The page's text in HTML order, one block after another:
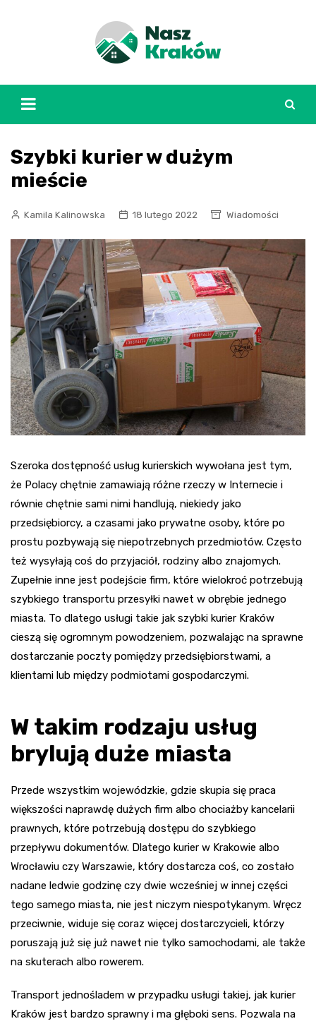
Szybki kurier w dużym
mieście
Kamila Kalinowska 18 lutego 2022 Wiadomości
Szeroka dostępność usług kurierskich wywołana jest tym,
że Polacy chętnie zamawiają różne rzeczy w Internecie i
równie chętnie sami nimi handlują, niekiedy jako
przedsiębiorcy, a czasami jako prywatne osoby, które po
prostu pozbywają się niepotrzebnych przedmiotów. Często
też wysyłają coś do przyjaciół, rodziny albo znajomych.
Zupełnie inne jest podejście firm, które wielokroć potrzebują
szybkiego transportu przesyłki nawet w obrębie jednego
miasta. To dlatego usługi takie jak szybki kurier Kraków
cieszą się ogromnym powodzeniem, pozwalając na sprawne
dostarczanie poczty pomiędzy przedsiębiorstwami, a
klientami lub między podmiotami gospodarczymi.
W takim rodzaju usług
brylują duże miasta
Przede wszystkim wojewódzkie, gdzie skupia się praca
większości naprawdę dużych firm albo chociażby kancelarii
prawnych, które potrzebują dostępu do szybkiego
przepływu dokumentów. Dlatego kurier w Krakowie albo
Wrocławiu czy Warszawie, który dostarcza coś, co zostało
nadane ledwie godzinę czy dwie wcześniej w innej części
tego samego miasta, nie jest niczym niespotykanym. Wręcz
przeciwnie, widuje się coraz więcej dostarczycieli, którzy
poruszają już się już nawet nie tylko samochodami, ale także
na skuterach albo rowerem.
Transport jednośladem w przypadku usługi takiej, jak kurier
Kraków jest bardzo sprawny i ma głęboki sens. Pozwala na